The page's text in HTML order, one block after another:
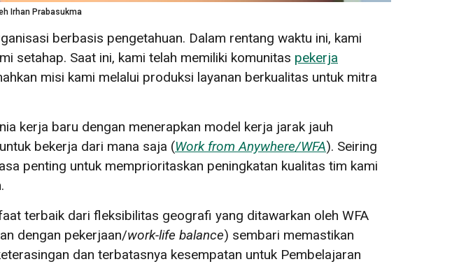
Irhan Prabasukma
berbasis pengetahuan. Dalam rentang waktu ini, kami
setahap. Saat ini, kami telah memiliki komunitas pekerja
misi kami melalui produksi layanan berkualitas untuk mitra
kerja baru dengan menerapkan model kerja jarak jauh
bekerja dari mana saja (Work from Anywhere/WFA). Seiring
penting untuk memprioritaskan peningkatan kualitas tim kami
terbaik dari fleksibilitas geografi yang ditawarkan oleh WFA
dengan pekerjaan/work-life balance) sembari memastikan
dan terbatasnya kesempatan untuk Pembelajaran